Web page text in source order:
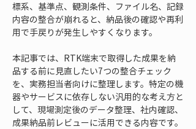
標系、基準点、観測条件、ファイル名、記録
内容の整合が崩れると、納品後の確認や再利
用で手戻りが発生しやすくなります。
本記事では、RTK端末で取得した成果を納
品する前に見直したい7つの整合チェック
を、実務担当者向けに整理します。特定の機
器やサービスに依存しない汎用的な考え方と
して、現場測定後のデータ整理、社内確認、
成果納品前レビューに活用できる内容です。